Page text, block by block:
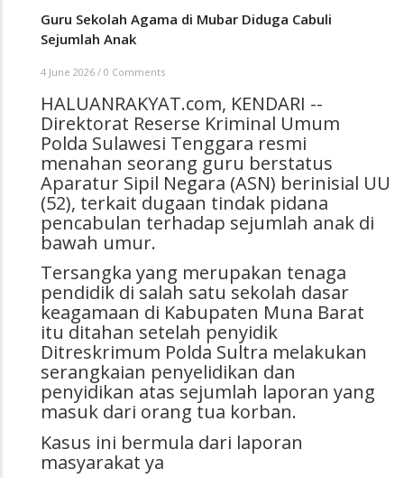
Guru Sekolah Agama di Mubar Diduga Cabuli
Sejumlah Anak
4 June 2026 / 0 Comments
HALUANRAKYAT.com, KENDARI --
Direktorat Reserse Kriminal Umum
Polda Sulawesi Tenggara resmi
menahan seorang guru berstatus
Aparatur Sipil Negara (ASN) berinisial UU
(52), terkait dugaan tindak pidana
pencabulan terhadap sejumlah anak di
bawah umur.
Tersangka yang merupakan tenaga
pendidik di salah satu sekolah dasar
keagamaan di Kabupaten Muna Barat
itu ditahan setelah penyidik
Ditreskrimum Polda Sultra melakukan
serangkaian penyelidikan dan
penyidikan atas sejumlah laporan yang
masuk dari orang tua korban.
Kasus ini bermula dari laporan
masyarakat ya